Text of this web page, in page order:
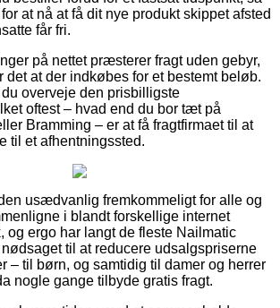
at nå at få dit nye produkt skippet afsted
får fri.
på nettet præsterer fragt uden gebyr,
at der indkøbes for et bestemt beløb.
overveje den prisbilligste
oftest – hvad end du bor tæt på
Bramming – er at få fragtfirmaet til at
til et afhentningssted.
usædvanlig fremkommeligt for alle og
i blandt forskellige internet
og ergo har langt de fleste Nailmatic
til at reducere udsalgspriserne
– til børn, og samtidig til damer og herrer
nogle gange tilbyde gratis fragt.